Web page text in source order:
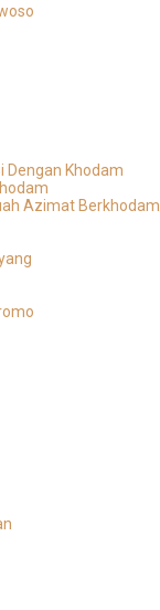
Dengan Khodam
Azimat Berkhodam